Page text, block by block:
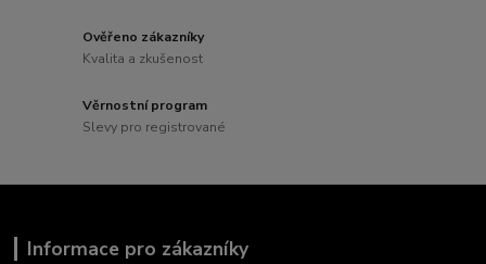
Ověřeno zákazníky
Kvalita a zkušenost
Věrnostní program
Slevy pro registrované
Informace pro zákazníky